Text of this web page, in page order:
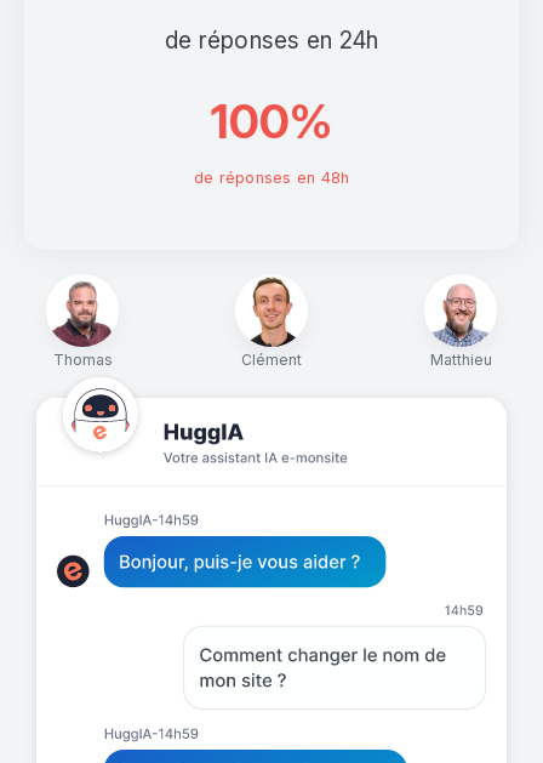
Thomas Clément Matthieu
de réponses en 24h
100%
de réponses en 48h